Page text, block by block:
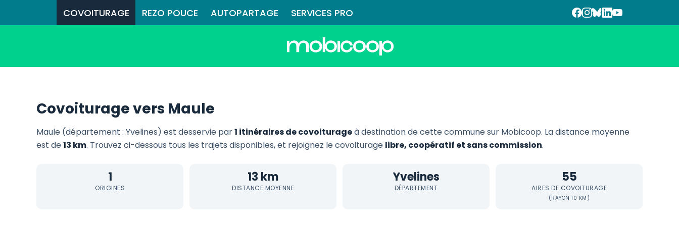
COVOITURAGE REZO POUCE AUTOPARTAGE SERVICES PRO
Covoiturage vers Maule
Maule (département : Yvelines) est desservie par1 itinéraires de covoiturageà destination de cette commune sur Mobicoop. La distance moyenne
est de13 km. Trouvez ci-dessous tous les trajets disponibles, et rejoignez le covoiturage libre, coopératif et sans commission.
1
ORIGINES
13 km
DISTANCE MOYENNE
Yvelines
DÉPARTEMENT
55
AIRES DE COVOITURAGE
(RAYON 10 KM)